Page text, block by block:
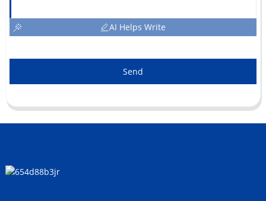
AI Helps Write
Send